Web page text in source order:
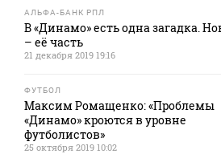
АЛЬФА-БАНК РПЛ
В «Динамо» есть одна загадка.
– её часть
21 декабря 2019 19:16
ФУТБОЛ
Максим Ромащенко: «Проблемы
«Динамо» кроются в уровне
футболистов»
25 октября 2019 10:02